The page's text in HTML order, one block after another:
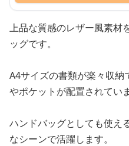
上品な質感のレザー風素材
ッグです。
A4サイズの書類が楽々収納
やポケットが配置されていま
ハンドバッグとしても使え
なシーンで活躍します。